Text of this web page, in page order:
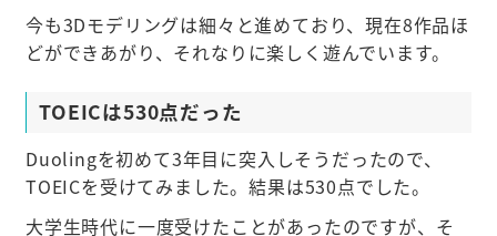
今も3Dモデリングは細々と進めており、現在8作品ほ
どができあがり、それなりに楽しく遊んでいます。
TOEICは530点だった
Duolingを初めて3年目に突入しそうだったので、
TOEICを受けてみました。結果は530点でした。
大学生時代に一度受けたことがあったのですが、そ